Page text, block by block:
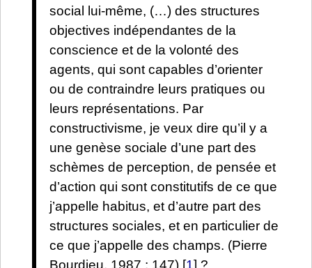
social lui-même, (…) des structures
objectives indépendantes de la
conscience et de la volonté des
agents, qui sont capables d’orienter
ou de contraindre leurs pratiques ou
leurs représentations. Par
constructivisme, je veux dire qu’il y a
une genèse sociale d’une part des
schèmes de perception, de pensée et
d’action qui sont constitutifs de ce que
j’appelle habitus, et d’autre part des
structures sociales, et en particulier de
ce que j’appelle des champs. (Pierre
Bourdieu, 1987 : 147)[1] ?